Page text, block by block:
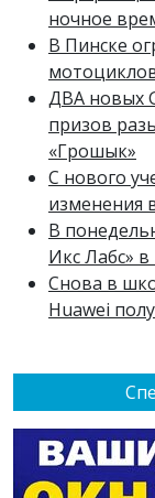
ночное
В Пинске
ДВА новых
призов
«Грошык»
С нового
изменения
В
Икс Лабс»
Снова в
Huawei